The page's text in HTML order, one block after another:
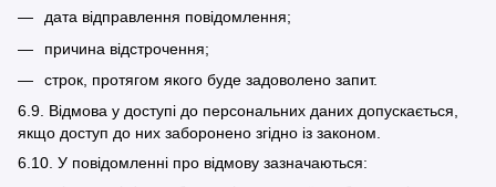
дата відправлення повідомлення;
причина відстрочення;
строк, протягом якого буде задоволено запит.
6.9. Відмова у доступі до персональних даних допускається,
якщо доступ до них заборонено згідно із законом.
6.10. У повідомленні про відмову зазначаються: